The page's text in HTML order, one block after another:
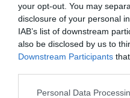
your opt-out. You may
disclosure of your personal
IAB’s list of downstream
also be disclosed by us to
Downstream Participants
Please note that this
Personal Data
L’immigrazione è
27